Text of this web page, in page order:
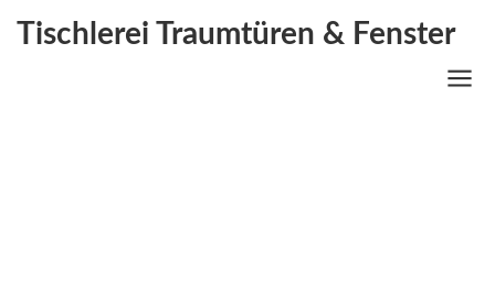
Tischlerei Traumtüren & Fenster